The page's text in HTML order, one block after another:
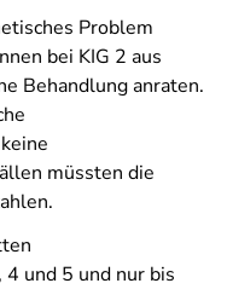
Problem
bei KIG 2 aus
Behandlung anraten.
müssten die
und 5 und nur bis